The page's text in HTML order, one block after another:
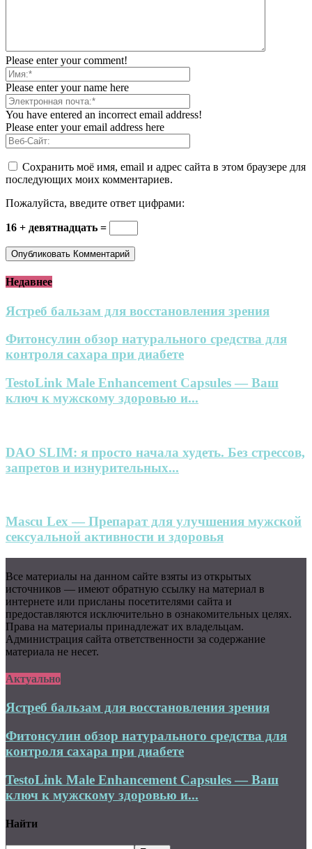
Please enter your comment!
Please enter your name here
You have entered an incorrect email address!
Please enter your email address here
Сохранить моё имя, email и адрес сайта в этом браузере для
последующих моих комментариев.
Пожалуйста, введите ответ цифрами:
16 + девятнадцать =
Недавнее
Ястреб бальзам для восстановления зрения
Фитонсулин обзор натурального средства для
контроля сахара при диабете
TestoLink Male Enhancement Capsules — Ваш
ключ к мужскому здоровью и...
DAO SLIM: я просто начала худеть. Без стрессов,
запретов и изнурительных...
Mascu Lex — Препарат для улучшения мужской
сексуальной активности и здоровья
Все материалы на данном сайте взяты из открытых
источников — имеют обратную ссылку на материал в
интернете или присланы посетителями сайта и
предоставляются исключительно в ознакомительных целях.
Права на материалы принадлежат их владельцам.
Администрация сайта ответственности за содержание
материала не несет.
Актуально
Ястреб бальзам для восстановления зрения
Фитонсулин обзор натурального средства для
контроля сахара при диабете
TestoLink Male Enhancement Capsules — Ваш
ключ к мужскому здоровью и...
Найти